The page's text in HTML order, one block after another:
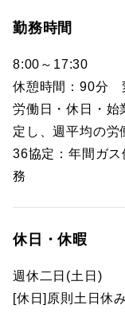
勤務時間
8:00～17:30
休憩時間：90分
労働日・休日・始
定し、週平均の
36協定：年間ガ
務
休日・休暇
週休二日(土日)
[休日]原則土日休